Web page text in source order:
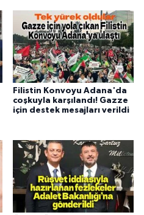
Filistin Konvoyu Adana'da
coşkuyla karşılandı! Gazze
için destek mesajları verildi